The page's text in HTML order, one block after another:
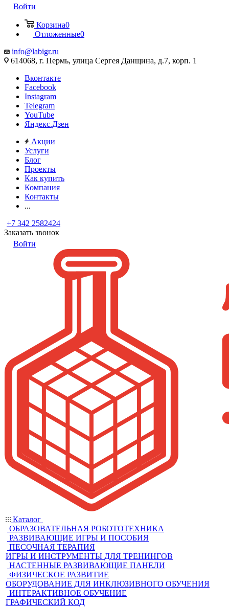
Войти
Корзина0
Отложенные0
info@labigr.ru
614068, г. Пермь, улица Сергея Данщина, д.7, корп. 1
Вконтакте
Facebook
Instagram
Telegram
YouTube
Яндекс.Дзен
Акции
Услуги
Блог
Проекты
Как купить
Компания
Контакты
...
+7 342 2582424
Заказать звонок
Войти
Каталог
ОБРАЗОВАТЕЛЬНАЯ РОБОТОТЕХНИКА
РАЗВИВАЮЩИЕ ИГРЫ И ПОСОБИЯ
ПЕСОЧНАЯ ТЕРАПИЯ
ИГРЫ И ИНСТРУМЕНТЫ ДЛЯ ТРЕНИНГОВ
НАСТЕННЫЕ РАЗВИВАЮЩИЕ ПАНЕЛИ
ФИЗИЧЕСКОЕ РАЗВИТИЕ
ОБОРУДОВАНИЕ ДЛЯ ИНКЛЮЗИВНОГО ОБУЧЕНИЯ
ИНТЕРАКТИВНОЕ ОБУЧЕНИЕ
ГРАФИЧЕСКИЙ КОД